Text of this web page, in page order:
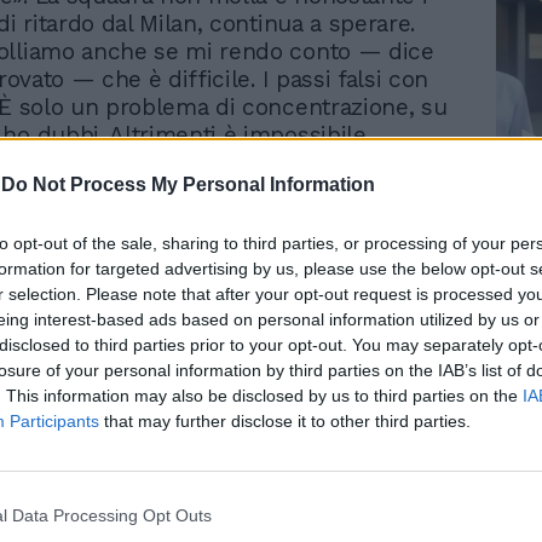
Do Not Process My Personal Information
opt-out of the sale, sharing to third parties, or processing of your
for targeted advertising by us, please use the below opt-out
selection. Please note that after your opt-out request is processed
interest-based ads based on personal information utilized by us
to third parties prior to your opt-out. You may separately
of your personal information by third parties on the IAB’s list of
This information may also be disclosed by us to third parties on the
Participants that may further disclose it to other third parties.
Data Processing Opt Outs
ritardo dal Milan, continua a sperare.
anche se mi rendo conto — dice
— che è difficile. I passi falsi con
solo un problema di concentrazione, su
dubbi. Altrimenti è impossibile
fare risultato in certe situazioni e contro
fatto che il Milan quest'anno sia troppo
il Milan può anche continuare così,
squadra forte che sta facendo grandi
dimostrato il suo valore venendo a
e facendo lo stesso in casa Juve,
dovere sperare in uno scivolone. La
competizione alla quale teniamo molto e
riguarda la trattativa con i russi della
I legali hanno tutte le carte pronte
Rudy Giuliani a Come States?
Trump, Meloni e la strategia
americana